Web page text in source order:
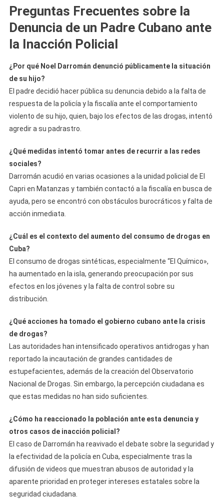
Preguntas Frecuentes sobre la
Denuncia de un Padre Cubano ante
la Inacción Policial
¿Por qué Noel Darromán denunció públicamente la situación
de su hijo?
El padre decidió hacer pública su denuncia debido a la falta de
respuesta de la policía y la fiscalía ante el comportamiento
violento de su hijo, quien, bajo los efectos de las drogas, intentó
agredir a su padrastro.
¿Qué medidas intentó tomar antes de recurrir a las redes
sociales?
Darromán acudió en varias ocasiones a la unidad policial de El
Capri en Matanzas y también contactó a la fiscalía en busca de
ayuda, pero se encontró con obstáculos burocráticos y falta de
acción inmediata.
¿Cuál es el contexto del aumento del consumo de drogas en
Cuba?
El consumo de drogas sintéticas, especialmente “El Químico»,
ha aumentado en la isla, generando preocupación por sus
efectos en los jóvenes y la falta de control sobre su
distribución.
¿Qué acciones ha tomado el gobierno cubano ante la crisis
de drogas?
Las autoridades han intensificado operativos antidrogas y han
reportado la incautación de grandes cantidades de
estupefacientes, además de la creación del Observatorio
Nacional de Drogas. Sin embargo, la percepción ciudadana es
que estas medidas no han sido suficientes.
¿Cómo ha reaccionado la población ante esta denuncia y
otros casos de inacción policial?
El caso de Darromán ha reavivado el debate sobre la seguridad y
la efectividad de la policía en Cuba, especialmente tras la
difusión de videos que muestran abusos de autoridad y la
aparente prioridad en proteger intereses estatales sobre la
seguridad ciudadana.